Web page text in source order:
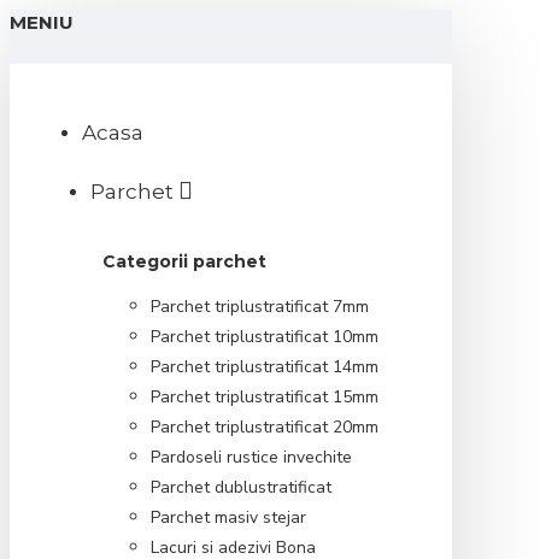
MENIU
Acasa
Parchet
Categorii parchet
Parchet triplustratificat 7mm
Parchet triplustratificat 10mm
Parchet triplustratificat 14mm
Parchet triplustratificat 15mm
Parchet triplustratificat 20mm
Pardoseli rustice invechite
Parchet dublustratificat
Parchet masiv stejar
Lacuri si adezivi Bona